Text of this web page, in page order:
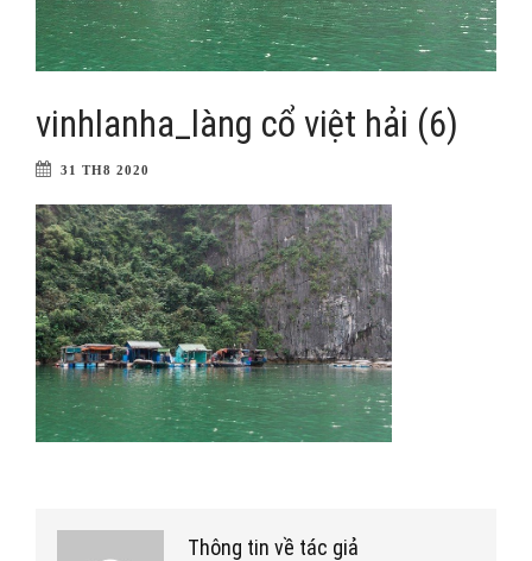
vinhlanha_làng cổ việt hải (6)
31 TH8 2020
Thông tin về tác giả